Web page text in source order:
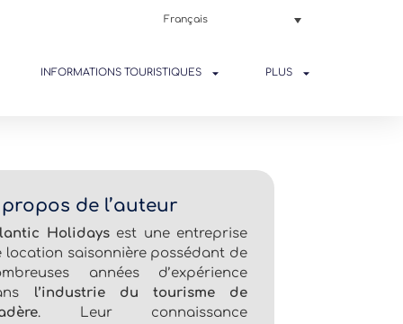
Français
INFORMATIONS TOURISTIQUES PLUS
propos de l’auteur
Holidaysest une entreprise
location saisonnière possédant de
années d’expérience
l’industrie du tourisme de
. Leur connaissance